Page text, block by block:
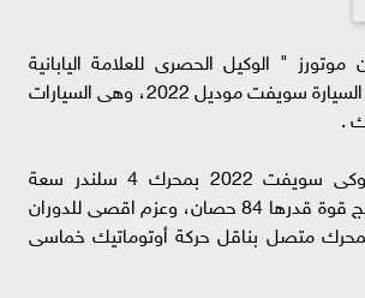
" الوكيل الحصرى للعلامة اليابانية
سوزوكى فى مصر، السيارة سويفت موديل 2022، وهى السيارات
.
وتأتي السيارة سوزوكى سويفت 2022 بمحرك 4 سلندر سعة
1200 سي سي، ينتج قوة قدرها 84 حصان، وعزم اقصى للدوران
والمحرك متصل بناقل حركة أوتوماتيك خماسى